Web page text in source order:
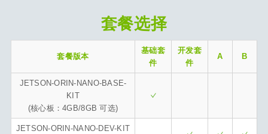
套餐选择
套餐版本
基础套
件
开发套
件
A B
JETSON-ORIN-NANO-BASE-
KIT
(核心板：4GB/8GB 可选)
JETSON-ORIN-NANO-DEV-KIT